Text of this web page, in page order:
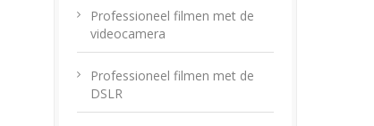
Professioneel filmen met de
videocamera
Professioneel filmen met de
DSLR